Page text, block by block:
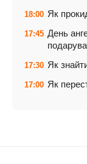
18:00 Як
17:45 День
17:30 Як
17:00 Як